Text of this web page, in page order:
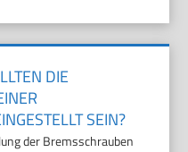
DIE
SEIN?
der Bremsschrauben